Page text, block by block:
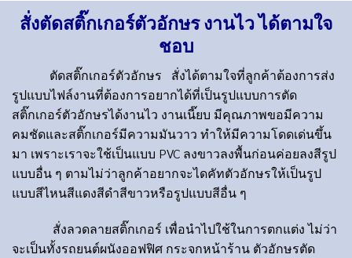
สั่งตัดสติ๊กเกอร์ตัวอักษร งานไว ได้ตามใจ
ชอบ
ตัดสติ๊กเกอร์ตัวอักษร สั่งได้ตามใจที่ลูกค้าต้องการส่ง
รูปแบบไฟล์งานที่ต้องการอยากได้ที่เป็นรูปแบบการตัด
สติ๊กเกอร์ตัวอักษรได้งานไว งานเนี๊ยบ มีคุณภาพขอมีความ
คมชัดและสติ๊กเกอร์มีความมันวาว ทำให้มีความโดดเด่นขึ้น
มา เพราะเราจะใช้เป็นแบบ PVC ลงขาวลงพื้นก่อนค่อยลงสีรูป
แบบอื่น ๆ ตามไม่ว่าลูกค้าอยากจะไดคัทตัวอักษรให้เป็นรูป
แบบสีไหนสีแดงสีดำสีขาวหรือรูปแบบสีอื่น ๆ
สั่งลวดลายสติ๊กเกอร์ เพื่อนำไปใช้ในการตกแต่ง ไม่ว่า
จะเป็นทั้งรถยนต์ผนังออฟฟิศ กระจกหน้าร้าน ตัวอักษรตัด